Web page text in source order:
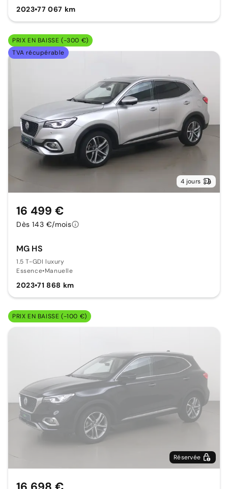
2023•77 067 km
PRIX EN BAISSE (-300 €)
TVA récupérable
4 jours
MG HS
1.5 T-GDI luxury
Essence•Manuelle
2023•71 868 km
16 499 €
Dès 143 €/mois
PRIX EN BAISSE (-100 €)
Réservée